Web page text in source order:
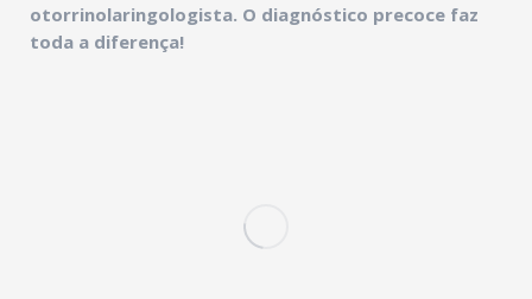
otorrinolaringologista. O diagnóstico precoce faz
toda a diferença!